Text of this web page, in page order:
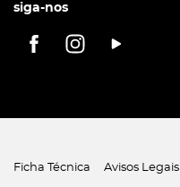
siga-nos
Ficha Técnica Avisos Legais